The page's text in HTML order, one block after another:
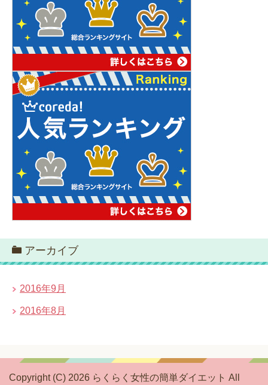
アーカイブ
2016年9月
2016年8月
Copyright (C) 2026 らくらく女性の簡単ダイエット All